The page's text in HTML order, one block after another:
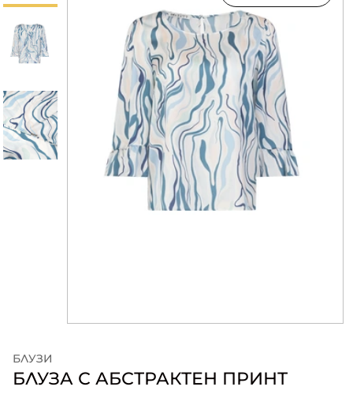
БЛУЗИ
БЛУЗА С АБСТРАКТЕН ПРИНТ